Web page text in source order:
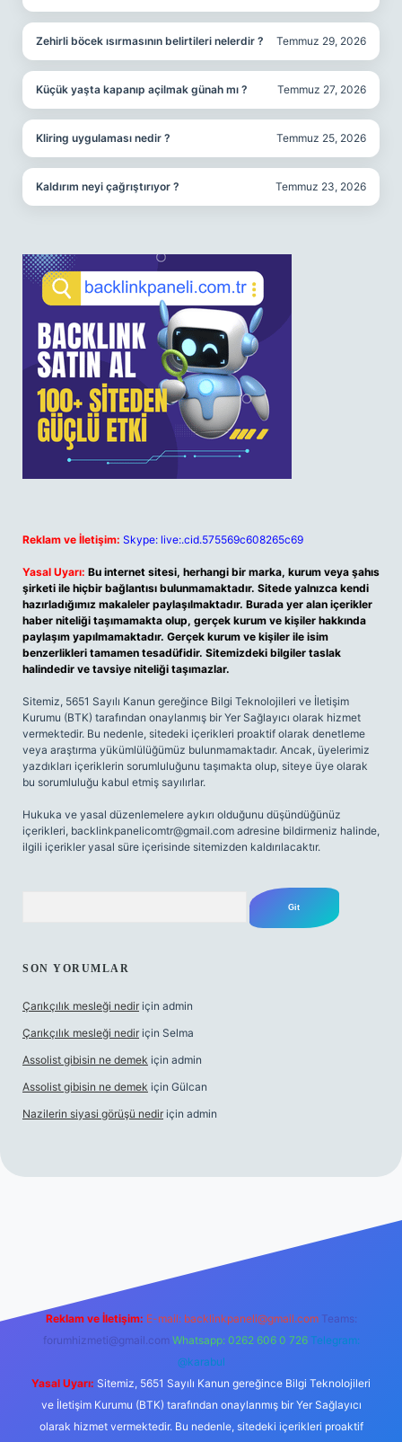
Zehirli böcek ısırmasının belirtileri nelerdir ? Temmuz 29, 2026
Küçük yaşta kapanıp açilmak günah mı ? Temmuz 27, 2026
Kliring uygulaması nedir ? Temmuz 25, 2026
Kaldırım neyi çağrıştırıyor ? Temmuz 23, 2026
Reklam ve İletişim: Skype: live:.cid.575569c608265c69
Yasal Uyarı: Bu internet sitesi, herhangi bir marka, kurum veya şahıs
şirketi ile hiçbir bağlantısı bulunmamaktadır. Sitede yalnızca kendi
hazırladığımız makaleler paylaşılmaktadır. Burada yer alan içerikler
haber niteliği taşımamakta olup, gerçek kurum ve kişiler hakkında
paylaşım yapılmamaktadır. Gerçek kurum ve kişiler ile isim
benzerlikleri tamamen tesadüfidir. Sitemizdeki bilgiler taslak
halindedir ve tavsiye niteliği taşımazlar.
Sitemiz, 5651 Sayılı Kanun gereğince Bilgi Teknolojileri ve İletişim
Kurumu (BTK) tarafından onaylanmış bir Yer Sağlayıcı olarak hizmet
vermektedir. Bu nedenle, sitedeki içerikleri proaktif olarak denetleme
veya araştırma yükümlülüğümüz bulunmamaktadır. Ancak, üyelerimiz
yazdıkları içeriklerin sorumluluğunu taşımakta olup, siteye üye olarak
bu sorumluluğu kabul etmiş sayılırlar.
Hukuka ve yasal düzenlemelere aykırı olduğunu düşündüğünüz
içerikleri, backlinkpanelicomtr@gmail.com adresine bildirmeniz halinde,
ilgili içerikler yasal süre içerisinde sitemizden kaldırılacaktır.
SON YORUMLAR
Çarıkçılık mesleği nedir için admin
Çarıkçılık mesleği nedir için Selma
Assolist gibisin ne demek için admin
Assolist gibisin ne demek için Gülcan
Nazilerin siyasi görüşü nedir için admin
Reklam ve İletişim: E-mail: backlinkpaneli@gmail.com Teams:
forumhizmeti@gmail.com Whatsapp: 0262 606 0 726 Telegram:
@karabul
Yasal Uyarı: Sitemiz, 5651 Sayılı Kanun gereğince Bilgi Teknolojileri
ve İletişim Kurumu (BTK) tarafından onaylanmış bir Yer Sağlayıcı
olarak hizmet vermektedir. Bu nedenle, sitedeki içerikleri proaktif